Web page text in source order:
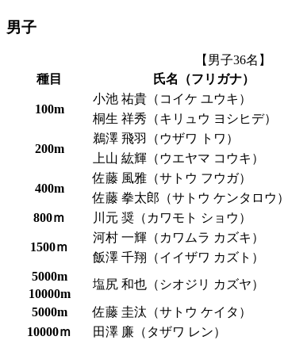
男子
【男子36名】
種目
氏名（フリガナ）
100m
小池 祐貴（コイケ ユウキ）
桐生 祥秀（キリュウ ヨシヒデ）
200m
鵜澤 飛羽（ウザワ トワ）
上山 紘輝（ウエヤマ コウキ）
400m
佐藤 風雅（サトウ フウガ）
佐藤 拳太郎（サトウ ケンタロウ）
800ｍ
川元 奨（カワモト ショウ）
1500ｍ
河村 一輝（カワムラ カズキ）
飯澤 千翔（イイザワ カズト）
5000m
塩尻 和也（シオジリ カズヤ）
10000m
5000m
佐藤 圭汰（サトウ ケイタ）
10000ｍ
田澤 廉（タザワ レン）